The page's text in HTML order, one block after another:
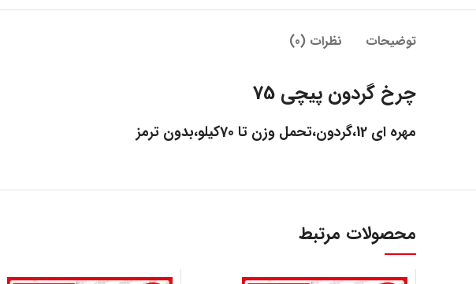
توضیحات نظرات (0)
چرخ گردون پیچی 75
مهره ای 12،گردون،تحمل وزن تا 70کیلو،بدون ترمز
محصولات مرتبط